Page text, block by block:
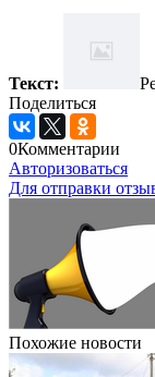
Текст:
Поделиться
0Комментарии
Авторизоваться
Для отправки
Похожие новости